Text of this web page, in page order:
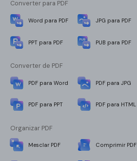
Converter para PDF
Word para PDF JPG para PDF
PPT para PDF PUB para PDF
Converter de PDF
PDF para Word PDF para JPG
PDF para PPT PDF para HTML
Organizar PDF
Mesclar PDF Comprimir PDF